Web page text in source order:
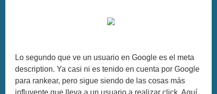
Lo segundo que ve un usuario en Google es el meta
description. Ya casi ni es tenido en cuenta por Google
para rankear, pero sigue siendo de las cosas más